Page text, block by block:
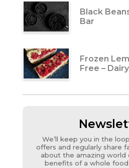
Black
Bar
Frozen
Free –
We’ll keep you in the
offers and regularly share
about the amazing world
benefits of a whole